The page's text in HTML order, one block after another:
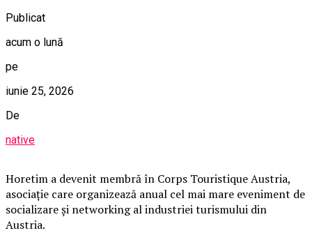
Publicat
acum o lună
pe
iunie 25, 2026
De
native
Horetim a devenit membră în Corps Touristique Austria,
asociație care organizează anual cel mai mare eveniment de
socializare și networking al industriei turismului din
Austria.